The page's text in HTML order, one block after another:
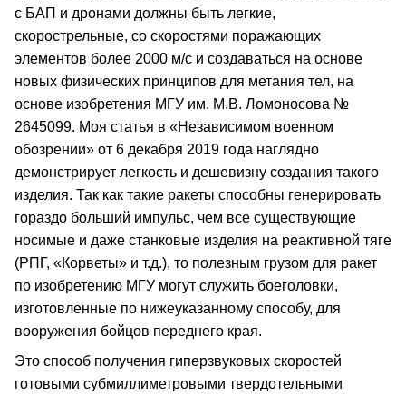
с БАП и дронами должны быть легкие,
скорострельные, со скоростями поражающих
элементов более 2000 м/с и создаваться на основе
новых физических принципов для метания тел, на
основе изобретения МГУ им. М.В. Ломоносова №
2645099. Моя статья в «Независимом военном
обозрении» от 6 декабря 2019 года наглядно
демонстрирует легкость и дешевизну создания такого
изделия. Так как такие ракеты способны генерировать
гораздо больший импульс, чем все существующие
носимые и даже станковые изделия на реактивной тяге
(РПГ, «Корветы» и т.д.), то полезным грузом для ракет
по изобретению МГУ могут служить боеголовки,
изготовленные по нижеуказанному способу, для
вооружения бойцов переднего края.
Это способ получения гиперзвуковых скоростей
готовыми субмиллиметровыми твердотельными